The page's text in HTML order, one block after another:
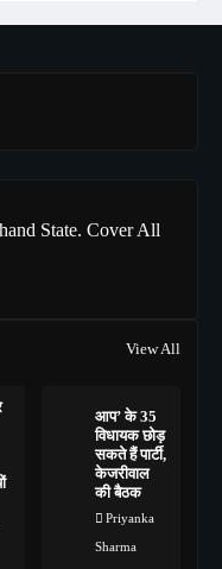
State. Cover All
View All
आप’ के 35
विधायक छोड़
सकते हैं पार्टी,
केजरीवाल
की बैठक
Priyanka
Sharma